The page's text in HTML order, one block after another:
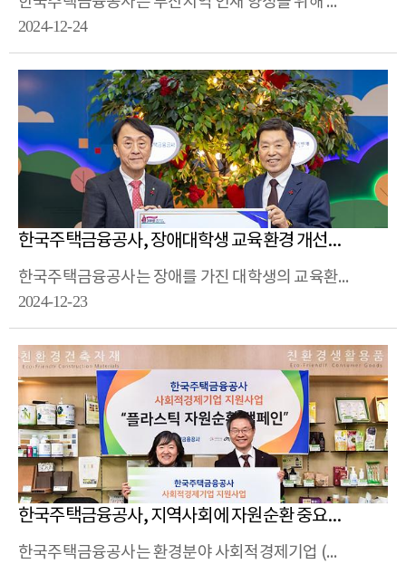
2024-12-24
한국주택금융공사, 장애대학생 교육환경 개선에 힘보태
한국주택금융공사는 장애를 가진 대학생의 교육환경 개선을 위해 사회복지공동모금회에 ‘장애대학생 자립성장 지원’ 사업 기부금 1억 2,000만원을 전달했습니다.
2024-12-23
한국주택금융공사, 지역사회에 자원순환 중요성 알려
한국주택금융공사는 환경분야 사회적경제기업 (사)에코언니야의 자원순환 인식 확산 캠페인을 지원하기 위해 기부금을 전달했습니다.